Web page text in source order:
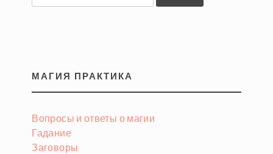
МАГИЯ ПРАКТИКА
Вопросы и ответы о магии
Гадание
Заговоры